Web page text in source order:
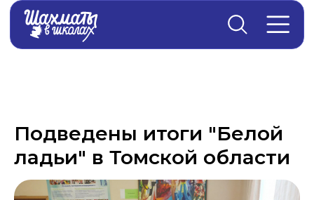
Подведены итоги "Белой
ладьи" в Томской области